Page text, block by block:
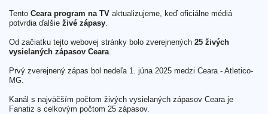
Tento Ceara program na TV aktualizujeme, keď oficiálne médiá
potvrdia ďalšie živé zápasy.
Od začiatku tejto webovej stránky bolo zverejnených 25 živých
vysielaných zápasov Ceara.
Prvý zverejnený zápas bol nedeľa 1. júna 2025 medzi Ceara - Atletico-
MG.
Kanál s najväčším počtom živých vysielaných zápasov Ceara je
Fanatiz s celkovým počtom 25 zápasov.